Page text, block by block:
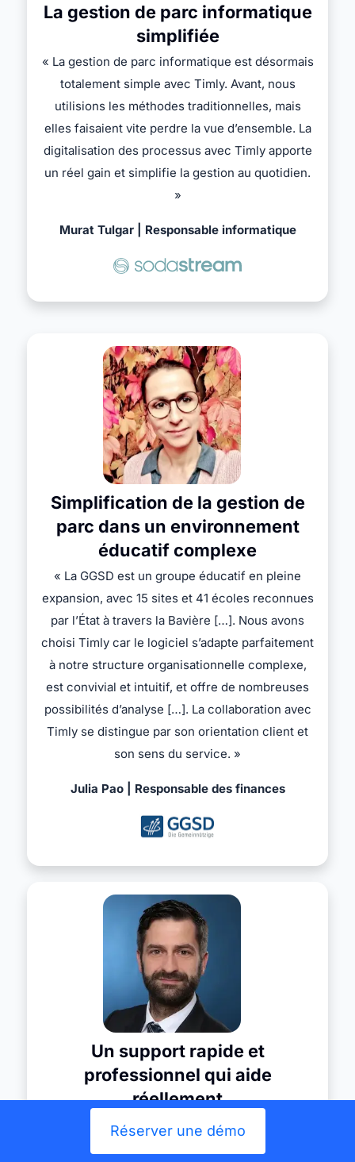
La gestion de parc informatique
simplifiée
« La gestion de parc informatique est désormais
totalement simple avec Timly. Avant, nous
utilisions les méthodes traditionnelles, mais
elles faisaient vite perdre la vue d’ensemble. La
digitalisation des processus avec Timly apporte
un réel gain et simplifie la gestion au quotidien.
»
Murat Tulgar | Responsable informatique
Simplification de la gestion de
parc dans un environnement
éducatif complexe
« La GGSD est un groupe éducatif en pleine
expansion, avec 15 sites et 41 écoles reconnues
par l’État à travers la Bavière […]. Nous avons
choisi Timly car le logiciel s’adapte parfaitement
à notre structure organisationnelle complexe,
est convivial et intuitif, et offre de nombreuses
possibilités d’analyse […]. La collaboration avec
Timly se distingue par son orientation client et
son sens du service. »
Julia Pao | Responsable des finances
Un support rapide et
professionnel qui aide
réellement
« Ce qui fait vraiment la différence, c’est le
Réserver une démo